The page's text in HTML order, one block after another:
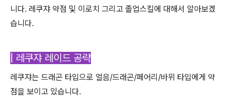
니다. 레쿠쟈 약점 및 이로치 그리고 졸업스킬에 대해서 알아보겠
습니다.
| 레쿠쟈 레이드 공략
레쿠쟈는 드래곤 타입으로 얼음/드래곤/페어리/바위 타입에게 약
점을 보이고 있습니다.